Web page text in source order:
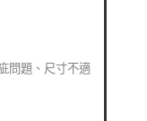
問題、尺寸不適